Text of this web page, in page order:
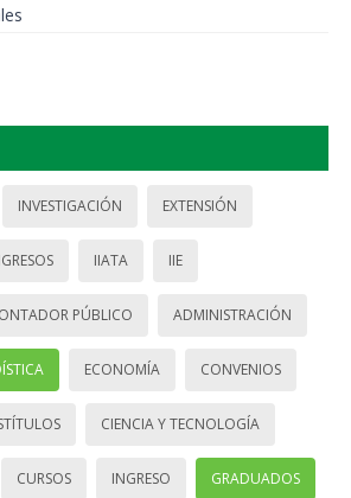
INVESTIGACIÓN EXTENSIÓN
IIATA IIE
PÚBLICO ADMINISTRACIÓN
ECONOMÍA CONVENIOS
CIENCIA Y TECNOLOGÍA
CURSOS INGRESO GRADUADOS